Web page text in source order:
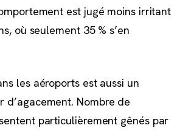
est jugé moins irritant
où seulement 35 % s’en
les aéroports est aussi un
d’agacement. Nombre de
particulièrement gênés par